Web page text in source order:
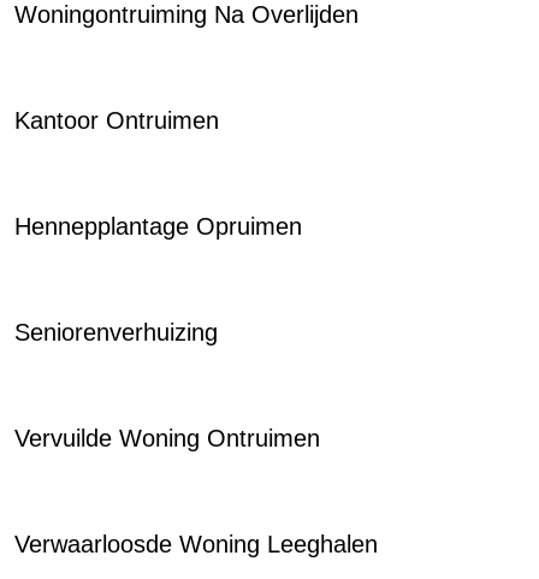
Woningontruiming Na Overlijden
Kantoor Ontruimen
Hennepplantage Opruimen
Seniorenverhuizing
Vervuilde Woning Ontruimen
Verwaarloosde Woning Leeghalen